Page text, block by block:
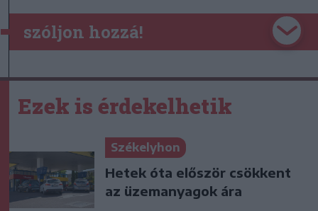
szóljon hozzá!
Ezek is érdekelhetik
Székelyhon
Hetek óta először csökkent
az üzemanyagok ára